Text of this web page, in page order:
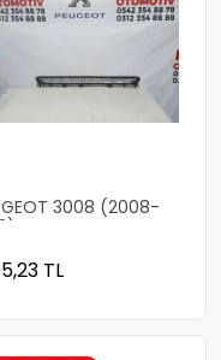
3008 (2008-
TAMPON IZGARASI
TL